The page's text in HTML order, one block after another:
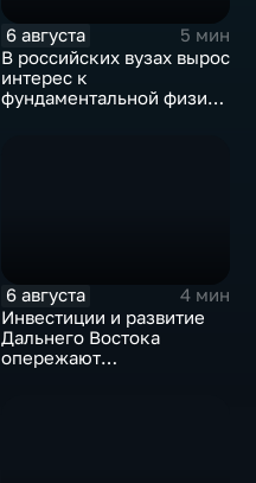
6 августа
5 мин
В российских вузах вырос
интерес к
фундаментальной физике
6 августа
4 мин
Инвестиции и развитие
Дальнего Востока
опережают